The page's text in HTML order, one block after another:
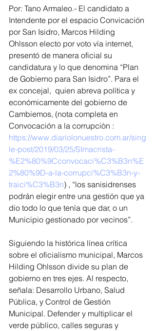
Por: Tano Armaleo.- El candidato a
Intendente por el espacio Convicación
por San Isidro, Marcos Hilding
Ohlsson electo por voto vía internet,
presentó de manera oficial su
candidatura y lo que denomina “Plan
de Gobierno para San Isidro”. Para el
ex concejal,  quien abreva política y
económicamente del gobierno de
Cambiemos, (nota completa en
Convocación a la corrupciòn :
https://www.diariolonuestro.com.ar/sing
le-post/2019/03/25/SImacrista-
%E2%80%9Cconvocaci%C3%B3n%E
2%80%9D-a-la-corrupci%C3%B3n-y-
traici%C3%B3n) , “los sanisidrenses
podrán elegir entre una gestión que ya
dio todo lo que tenía que dar, o un
Municipio gestionado por vecinos”.
Siguiendo la histórica línea crítica
sobre el oficialismo municipal, Marcos
Hilding Ohlsson divide su plan de
gobierno en tres ejes. Al respecto,
señala: Desarrollo Urbano, Salud
Pública, y Control de Gestión
Municipal. Defender y multiplicar el
verde público, calles seguras y